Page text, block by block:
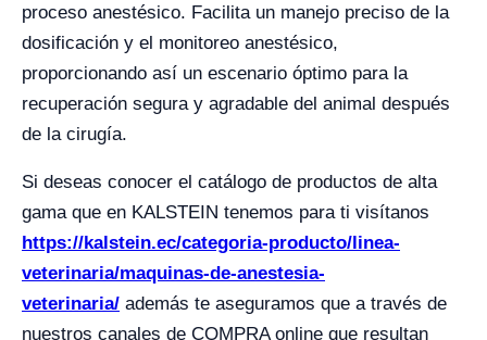
proceso anestésico. Facilita un manejo preciso de la
dosificación y el monitoreo anestésico,
proporcionando así un escenario óptimo para la
recuperación segura y agradable del animal después
de la cirugía.
Si deseas conocer el catálogo de productos de alta
gama que en KALSTEIN tenemos para ti visítanos
https://kalstein.ec/categoria-producto/linea-
veterinaria/maquinas-de-anestesia-
veterinaria/ además te aseguramos que a través de
nuestros canales de COMPRA online que resultan